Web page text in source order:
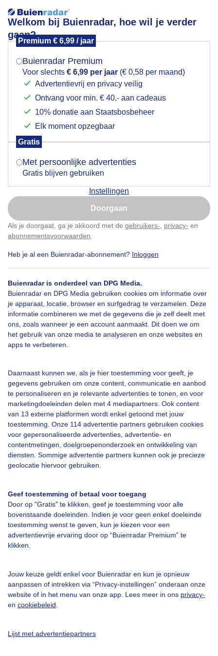
Welkom bij Buienradar, hoe wil je verder
gaan?
Premium € 6,99 / jaar
Buienradar Premium
Voor slechts € 6,99 per jaar (€ 0,58 per maand)
Advertentievrij en privacy veilig
Ontvang voor min. € 40,- aan cadeaus
10% donatie aan Staatsbosbeheer
Elk moment opzegbaar
Gratis
Met persoonlijke advertenties
Gratis blijven gebruiken
Instellingen
Doorgaan
Als je doorgaat, ga je akkoord met de gebruikers- privacy- en
abonnementsvoorwaarden
Heb je al een Buienradar-abonnement? Inloggen
Buienradar is onderdeel van DPG Media.
Buienradar en DPG Media gebruiken cookies om informatie over
je apparaat, locatie, browser en surfgedrag te verzamelen. Deze
informatie combineren we met de gegevens die je zelf deelt met
ons, zoals wanneer je een account aanmaakt. Dit doen we om
het gebruik van onze media te analyseren en onze websites en
apps te verbeteren.
Daarnaast kunnen we, als je hier toestemming voor geeft, je
gegevens gebruiken om onze content, communicatie en aanbod
te personaliseren en je relevante advertenties te tonen, en voor
marketingdoeleinden delen met 4 mediapartners. Ook content
van 13 externe platformen wordt enkel getoond met jouw
toestemming. Onze 114 advertentie partners gebruiken cookies
voor gepersonaliseerde advertenties, advertentie- en
contentmetingen, doelgroepenonderzoek en ontwikkeling van
diensten. Sommige advertentie partners kunnen ook je precieze
geolocatie hiervoor gebruiken.
Geef toestemming of betaal voor toegang
Door op "Gratis" te klikken, geef je toestemming voor alle
bovenstaande doeleinden. Indien je voor geen enkel doeleinde
toestemming wenst te geven, kun je kiezen voor een
advertentievrije ervaring door op “Buienradar Premium” te
klikken.
Jouw keuze geldt enkel voor Buienradar en kun je opnieuw
aanpassen of intrekken via “Privacy-instellingen” onderaan onze
website of in het menu van onze app. Lees meer in ons privacy-
en cookiebeleid
Lijst met advertentiepartners
Eindelijk droog!
hele dag regenen is het eindelijk droog en er is zelfs
Door: Yvonne Raphael Gemaakt: 05-10-2020, 179x bekeken
Beetjeblauw Eindelijkdroog Wolken
Bekijk slideshow
Een moment geduld aub...
Over Buienradar
Bedrijfsgegevens
Contact
Toegankelijkheid
Gebruikersvoorwaarden
Mogen we je locatie gebruiken voor het
Indien je hier nog geen akkoord op hebt gegeven,
verschijnt er zo een pop-up uit je browser waarin
Is goed, toon de popup
Nu niet, misschien later
Klik hierom dit aan te passen